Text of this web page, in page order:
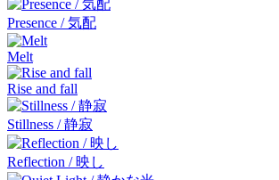
Presence / 気配
Melt
Rise and fall
Stillness / 静寂
Reflection / 映し